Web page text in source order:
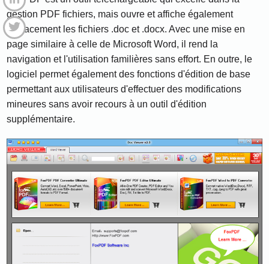
gestion PDF fichiers, mais ouvre et affiche également
efficacement les fichiers .doc et .docx. Avec une mise en
page similaire à celle de Microsoft Word, il rend la
navigation et l'utilisation familières sans effort. En outre, le
logiciel permet également des fonctions d'édition de base
permettant aux utilisateurs d'effectuer des modifications
mineures sans avoir recours à un outil d'édition
supplémentaire.